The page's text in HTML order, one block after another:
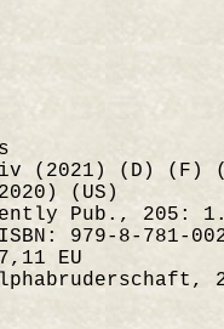
(2021) (D) (F)
(US)
Pub., 205:
979-8-781-
EU